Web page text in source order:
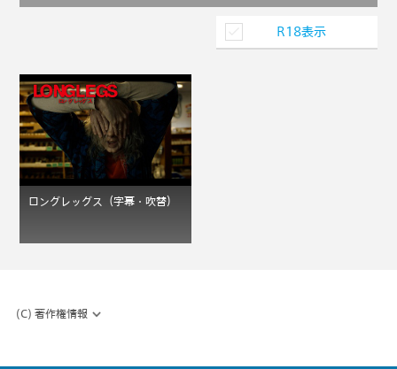
R18表示
ロングレッグス（字幕・吹替）
(C) 著作権情報